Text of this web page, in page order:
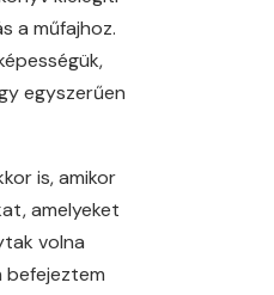
a műfajhoz.
egyszerűen
is, amikor
amelyeket
volna
befejeztem